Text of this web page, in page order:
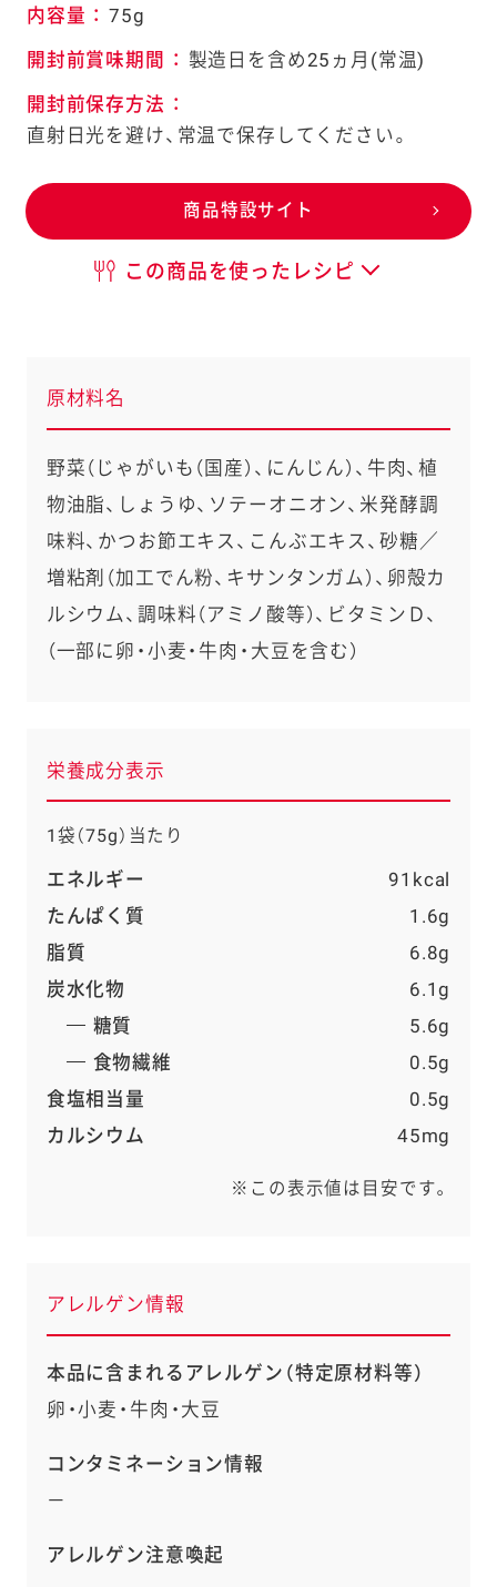
内容量 ： 75g
開封前賞味期間 ： 製造日を含め25ヵ月(常温)
開封前保存方法 ：
直射日光を避け、常温で保存してください。
商品特設サイト
この商品を使ったレシピ
原材料名
野菜（じゃがいも（国産）、にんじん）、牛肉、植
物油脂、しょうゆ、ソテーオニオン、米発酵調
味料、かつお節エキス、こんぶエキス、砂糖／
増粘剤（加工でん粉、キサンタンガム）、卵殻カ
ルシウム、調味料（アミノ酸等）、ビタミンＤ、
（一部に卵・小麦・牛肉・大豆を含む）
栄養成分表示
1袋（75g）当たり
エネルギー
91kcal
たんぱく質
1.6g
脂質
6.8g
炭水化物
6.1g
糖質
5.6g
食物繊維
0.5g
食塩相当量
0.5g
カルシウム
45mg
※この表示値は目安です。
アレルゲン情報
本品に含まれるアレルゲン（特定原材料等）
卵・小麦・牛肉・大豆
コンタミネーション情報
－
アレルゲン注意喚起